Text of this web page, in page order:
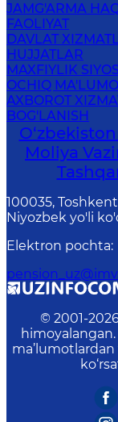
JAMG'ARMA
FAOLIYAT
DAVLAT
HUJJATLAR
MAXFIYLIK
OCHIQ
AXBOROT
BOG'LANISH
Moliya
100035,
Niyozbek yo'li
Elektron pochta:
© 2001-